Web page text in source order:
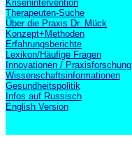
Krisenintervention
Therapeuten-Suche
Über die Praxis Dr. Mück
Konzept+Methoden
Erfahrungsberichte
Lexikon/Häufige Fragen
Innovationen / Praxisforschung
Wissenschaftsinformationen
Gesundheitspolitik
Infos auf Russisch
English Version